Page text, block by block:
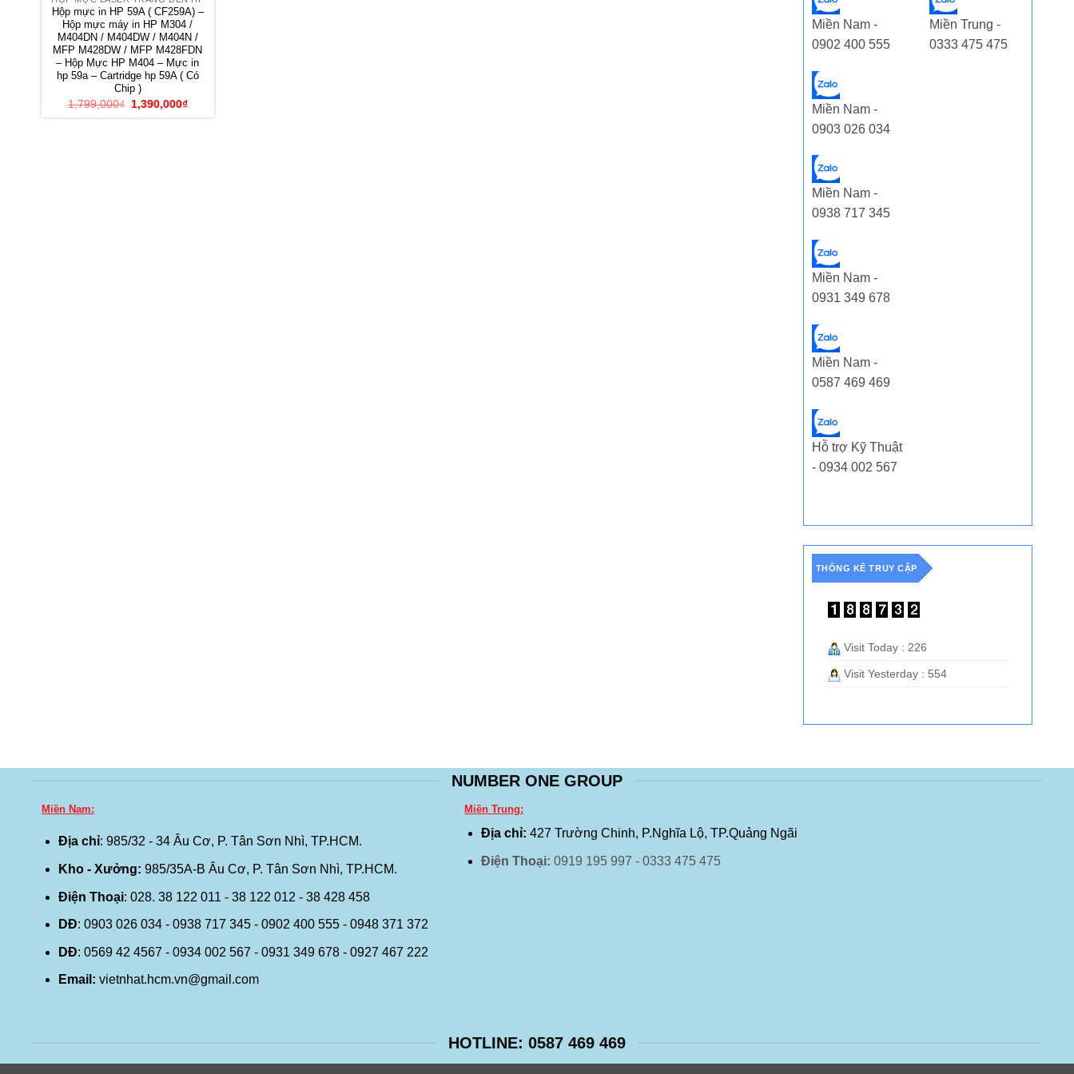
Hộp mực in HP 59A ( CF259A) –
Hộp mực máy in HP M304 /
M404DN / M404DW / M404N /
MFP M428DW / MFP M428FDN
– Hộp Mực HP M404 – Mực in
hp 59a – Cartridge hp 59A ( Có
Chip )
1,799,000₫ Giá
1,390,000₫Giá
Miền Nam -
0902 400 555
Miền Nam -
0903 026 034
Miền Nam -
0938 717 345
Miền Nam -
0931 349 678
Miền Nam -
0587 469 469
Hỗ trợ Kỹ Thuật
- 0934 002 567
Miền Trung -
0333 475 475
THỐNG KÊ TRUY CẬP
Visit Today : 226
Visit Yesterday : 554
NUMBER ONE GROUP
Miền Nam:
Địa chỉ: 985/32 - 34 Âu Cơ, P. Tân Sơn Nhì, TP.HCM.
Kho - Xưởng: 985/35A-B Âu Cơ, P. Tân Sơn Nhì, TP.HCM.
Điện Thoại: 028. 38 122 011 - 38 122 012 - 38 428 458
DĐ: 0903 026 034 - 0938 717 345 - 0902 400 555 - 0948 371 372
DĐ: 0569 42 4567 - 0934 002 567 - 0931 349 678 - 0927 467 222
Email: vietnhat.hcm.vn@gmail.com
Miền Trung:
Địa chỉ: 427 Trường Chinh, P.Nghĩa Lộ, TP.Quảng Ngãi
Điện Thoại: 0919 195 997 - 0333 475 475
HOTLINE: 0587 469 469